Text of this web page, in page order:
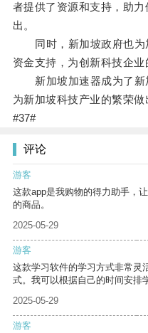
者提供了资源和支持，助
出。
同时，新加坡政府也为
资金支持，为创新科技企业
新加坡加速器成为了新
为新加坡科技产业的繁荣做
#37#
评论
游客
这款app是我购物的得力助手，
的商品。
2025-05-29
游客
这款学习软件的学习方式非常灵
式。我可以根据自己的时间安排
2025-05-29
游客